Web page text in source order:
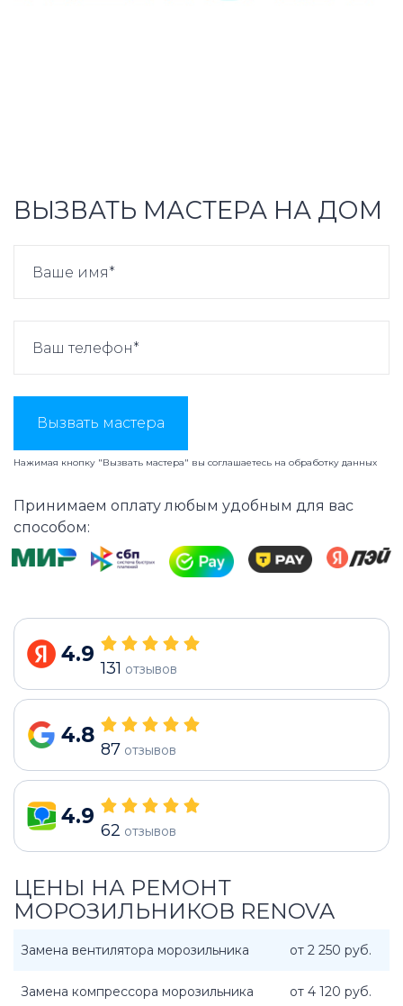
ВЫЗВАТЬ МАСТЕРА НА ДОМ
Вызвать мастера
Нажимая кнопку "Вызвать мастера" вы соглашаетесь на обработку данных
Принимаем оплату любым удобным для вас
способом:
4.9
131 отзывов
4.8
87 отзывов
4.9
62 отзывов
ЦЕНЫ НА РЕМОНТ
МОРОЗИЛЬНИКОВ RENOVA
Замена вентилятора морозильника от 2 250 руб.
Замена компрессора морозильника от 4 120 руб.